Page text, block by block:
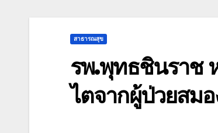
สาธารณสุข
รพ.พุทธชินราช
ไตจากผู้ป่วยสม